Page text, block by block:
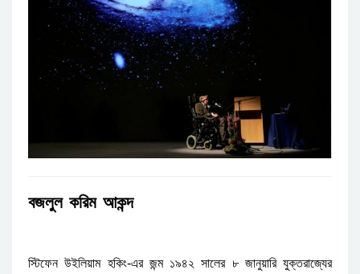
বজলুল করিম আকন্দ
স্টিফেন উইলিয়াম হকিং-এর জন্ম ১৯৪২ সালের ৮ জানুয়ারি যুক্তরাজ্যের